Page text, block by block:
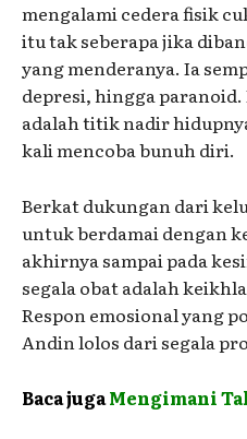
mengalami cedera fisik
itu tak seberapa jika
yang menderanya. Ia
depresi, hingga
adalah titik nadir
kali mencoba bunuh diri.
Berkat dukungan dari
untuk berdamai dengan
akhirnya sampai pada
segala obat adalah
Respon emosional yang
Andin lolos dari segala
Baca jugaMengimani